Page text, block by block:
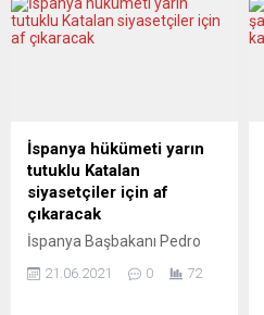
“Rusya kazanırsa kalıcı barış
olmaz” dedi. Jens
Fund Forumu’nda açılış
konuşmasını yaptı.
Stoltenberg, Rusya’nın
işgaline karşı NATO’nun
doğu kanadında hazırlığını
artırdıklarını, muharip
grupların sayısını 4’ten 8’e
İspanya hükümeti yarın
tutuklu Katalan
siyasetçiler için af
çıkaracak
İspanya Başbakanı Pedro
Ekim 2017’de yapılan
21.06.2021 0 72